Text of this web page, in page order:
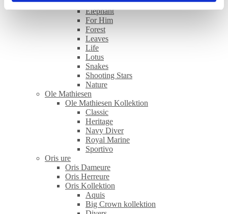
Clasp & Stone Colliers
Elephant
For Him
Forest
Leaves
Life
Lotus
Snakes
Shooting Stars
Nature
Ole Mathiesen
Ole Mathiesen Kollektion
Classic
Heritage
Navy Diver
Royal Marine
Sportivo
Oris ure
Oris Dameure
Oris Herreure
Oris Kollektion
Aquis
Big Crown kollektion